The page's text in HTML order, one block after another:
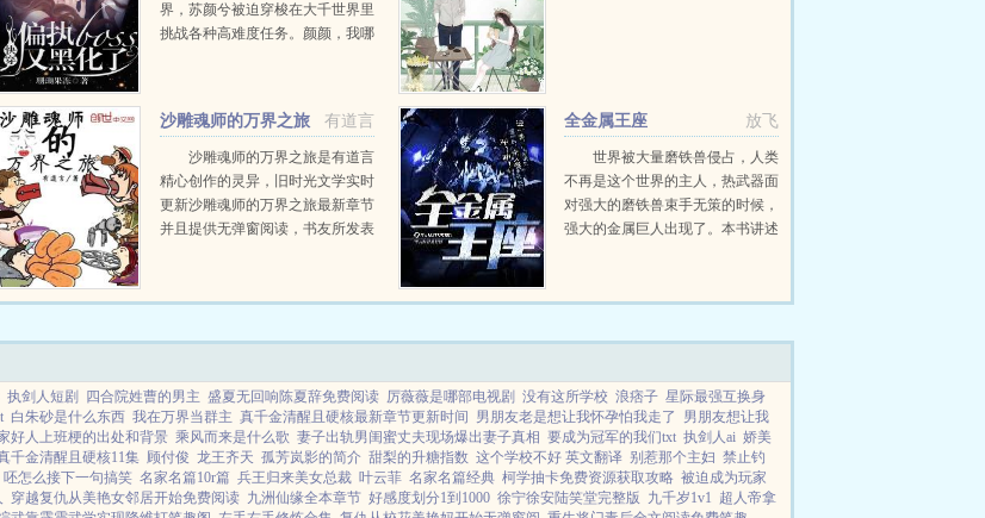
界，苏颜兮被迫穿梭在大千世界里
挑战各种高难度任务。颜颜，我哪
有我了！霸道...
有道言
沙雕魂师的万界之旅
沙雕魂师的万界之旅是有道言
精心创作的灵异，旧时光文学实时
更新沙雕魂师的万界之旅最新章节
并且提供无弹窗阅读，书友所发表
魂师的万界之旅读者的观点。...
放飞
全金属王座
世界被大量磨铁兽侵占，人类
不再是这个世界的主人，热武器面
对强大的磨铁兽束手无策的时候，
强大的金属巨人出现了。本书讲述
执剑人短剧 四合院姓曹的男主 盛夏无回响陈夏辞免费阅读 厉薇薇是哪部电视剧 没有这所学校 浪痞子 星际最强互换身
白朱砂是什么东西 我在万界当群主 真千金清醒且硬核最新章节更新时间 男朋友老是想让我怀孕怕我走了
男朋友想让我
好人上班梗的出处和背景 乘风而来是什么歌 妻子出轨男闺蜜丈夫现场爆出妻子真相 要成为冠军的我们txt 执剑人ai 娇美
千金清醒且硬核11集 顾付俊 龙王齐天 孤芳岚影的简介 甜梨的升糖指数 这个学校不好 英文翻译 别惹那个主妇 禁止钓
呸怎么接下一句搞笑 名家名篇10r篇 兵王归来美女总裁 叶云菲 名家名篇经典 柯学抽卡免费资源获取攻略 被迫成为玩家
穿越复仇从美艳女邻居开始免费阅读 九洲仙缘全本章节 好感度划分1到1000 徐宁徐安陆笑堂完整版 九千岁1v1 超人帝拿